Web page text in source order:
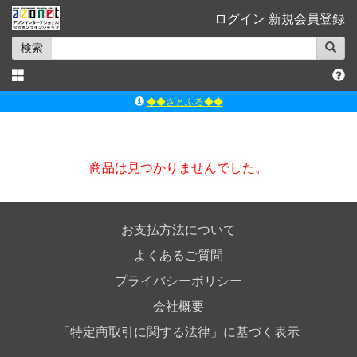
ログイン 新規会員登録
検索
◆◆さとふる◆◆
ｱｿﾞﾝｵﾝﾗｲﾝｼｮｯﾌﾟX
商品は見つかりませんでした。
お支払方法について
よくあるご質問
プライバシーポリシー
会社概要
「特定商取引に関する法律」に基づく表示